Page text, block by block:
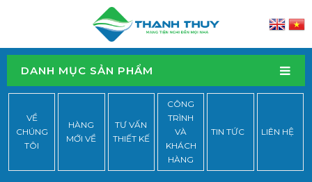
DANH MỤC SẢN PHẨM
VỀ
CHÚNG
TÔI
HÀNG
MỚI VỀ
TƯ VẤN
THIẾT KẾ
CÔNG
TRÌNH
VÀ
KHÁCH
HÀNG
TIN TỨC LIÊN HỆ